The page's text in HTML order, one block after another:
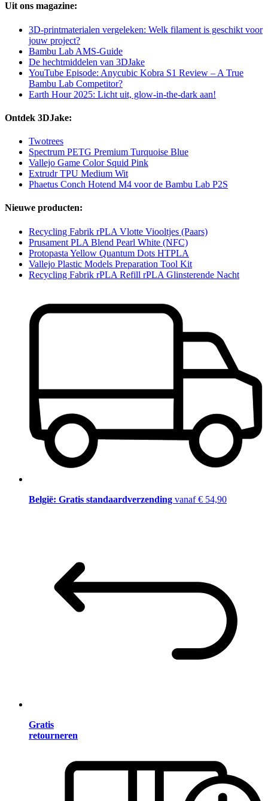
Uit ons magazine:
3D-printmaterialen vergeleken: Welk filament is geschikt voor
jouw project?
Bambu Lab AMS-Guide
De hechtmiddelen van 3DJake
YouTube Episode: Anycubic Kobra S1 Review – A True
Bambu Lab Competitor?
Earth Hour 2025: Licht uit, glow-in-the-dark aan!
Ontdek 3DJake:
Twotrees
Spectrum PETG Premium Turquoise Blue
Vallejo Game Color Squid Pink
Extrudr TPU Medium Wit
Phaetus Conch Hotend M4 voor de Bambu Lab P2S
Nieuwe producten:
Recycling Fabrik rPLA Vlotte Viooltjes (Paars)
Prusament PLA Blend Pearl White (NFC)
Protopasta Yellow Quantum Dots HTPLA
Vallejo Plastic Models Preparation Tool Kit
Recycling Fabrik rPLA Refill rPLA Glinsterende Nacht
België: Gratis standaardverzending vanaf € 54,90
Gratis
retourneren